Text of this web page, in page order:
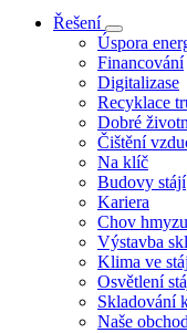
Řešení
Úspora
Financování
Digitalizase
Recyklace
Dobré
Čištění
Na klíč
Budovy stájí
Kariera
Chov hmyzu
Výstavba
Klima ve
Osvětlení
Skladování
Naše